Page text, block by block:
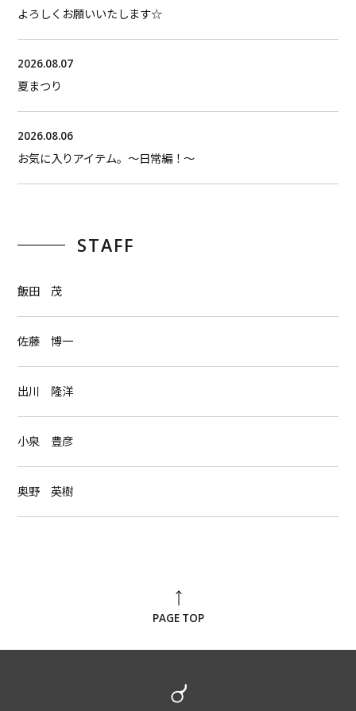
よろしくお願いいたします☆
2026.08.07
夏まつり
2026.08.06
お気に入りアイテム。〜日常編！〜
STAFF
飯田 茂
佐藤 博一
出川 隆洋
小泉 豊彦
奥野 英樹
PAGE TOP